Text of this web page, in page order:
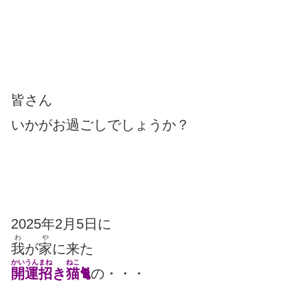
皆さん
いかがお過ごしでしょうか？
2025年2月5日に
我
わ
が家
や
に来た
開運招
かいうんまね
き猫
ねこ
🐈の・・・